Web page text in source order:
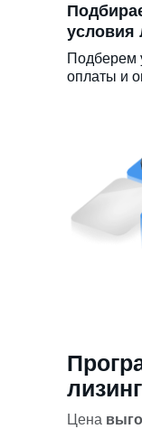
условия
Подберем
оплаты и
Цена